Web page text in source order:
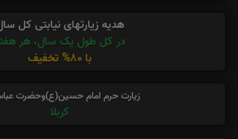
هدیه زیارتهای نیابتی کل
در کل طول یک سال، هر
با 80% تخفیف
زیارت حرم امام حسین(ع)وحضرت
کربلا